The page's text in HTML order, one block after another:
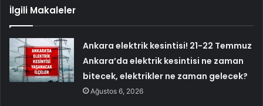
İlgili Makaleler
Ankara elektrik kesintisi! 21-22 Temmuz
Ankara’da elektrik kesintisi ne zaman
bitecek, elektrikler ne zaman gelecek?
Ağustos 6, 2026